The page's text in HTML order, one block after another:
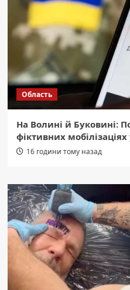
Область
На Волині й Буковині:
фіктивних мобілізаціях
16 години тому назад